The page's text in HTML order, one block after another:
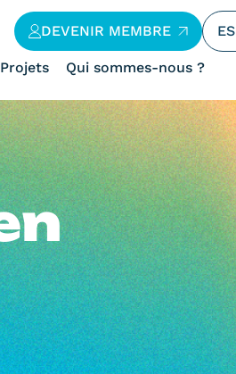
Projets Qui sommes-nous ?
DEVENIR MEMBRE